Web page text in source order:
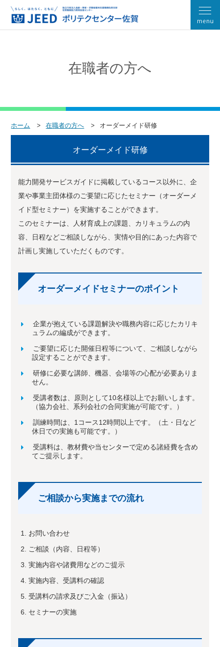
在職者の方へ
ホーム 在職者の方へ オーダーメイド研修
オーダーメイド研修
能力開発サービスガイドに掲載しているコース以外に、企
業や事業主団体様のご要望に応じたセミナー（オーダーメ
イド型セミナー）を実施することができます。
このセミナーは、人材育成上の課題、カリキュラムの内
容、日程などご相談しながら、実情や目的にあった内容で
計画し実施していただくものです。
オーダーメイドセミナーのポイント
企業が抱えている課題解決や職務内容に応じたカリキ
ュラムの編成ができます。
ご要望に応じた開催日程等について、ご相談しながら
設定することができます。
研修に必要な講師、機器、会場等の心配が必要ありま
せん。
受講者数は、原則として10名様以上でお願いします。
（協力会社、系列会社の合同実施が可能です。）
訓練時間は、1コース12時間以上です。（土・日など
休日での実施も可能です。）
受講料は、教材費や当センターで定める諸経費を含め
てご提示します。
ご相談から実施までの流れ
お問い合わせ
ご相談（内容、日程等）
実施内容や諸費用などのご提示
実施内容、受講料の確認
受講料の請求及びご入金（振込）
セミナーの実施